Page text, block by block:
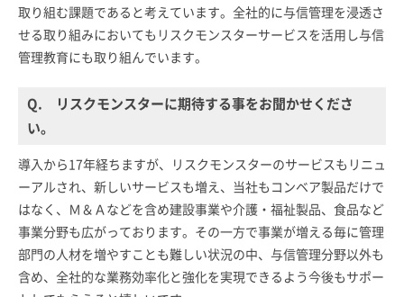
取り組む課題であると考えています。全社的に与信管理を浸透さ
せる取り組みにおいてもリスクモンスターサービスを活用し与信
管理教育にも取り組んでいます。
Q. リスクモンスターに期待する事をお聞かせくださ
い。
導入から17年経ちますが、リスクモンスターのサービスもリニュ
ーアルされ、新しいサービスも増え、当社もコンベア製品だけで
はなく、Ｍ＆Ａなどを含め建設事業や介護・福祉製品、食品など
事業分野も広がっております。その一方で事業が増える毎に管理
部門の人材を増やすことも難しい状況の中、与信管理分野以外も
含め、全社的な業務効率化と強化を実現できるよう今後もサポー